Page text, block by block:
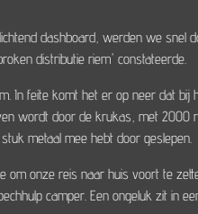
dashboard, werden we snel
distributie riem' constateerde.
In feite komt het er op neer dat bij
wordt door de krukas, met 2000
metaal mee hebt door geslepen.
onze reis naar huis voort te
camper. Een ongeluk zit in